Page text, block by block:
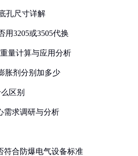
孔尺寸详解
用3205或3505代换
量计算与应用分析
胀剂分别加多少
区别
需求调研与分析
符合防爆电气设备标准